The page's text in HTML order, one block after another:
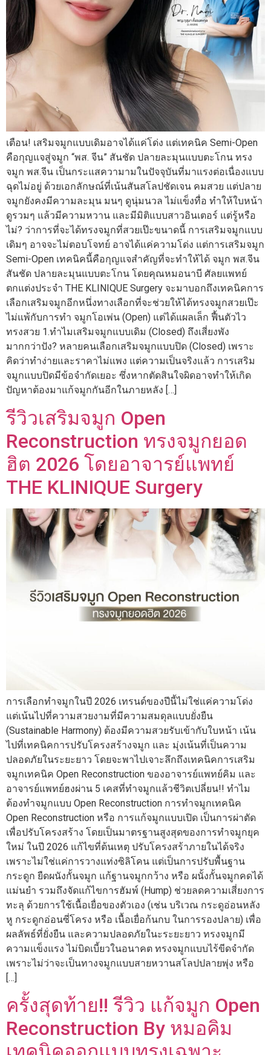
เตือน! เสริมจมูกแบบเดิมอาจได้แค่โด่ง แต่เทคนิค Semi-Open
คือกุญแจสู่จมูก “พส. จีน” สันชัด ปลายละมุนแบบตะโกน ทรง
จมูก พส.จีน เป็นกระแสความามในปัจจุบันที่มาแรงต่อเนื่องแบบ
ฉุดไม่อยู่ ด้วยเอกลักษณ์ที่เน้นสันสโลปชัดเจน คมสวย แต่ปลาย
จมูกยังคงมีความละมุน มนๆ ดูนุ่มนวล ไม่แข็งทื่อ ทำให้ใบหน้า
ดูรวมๆ แล้วมีความหวาน และมีมิติแบบสาวอินเตอร์ แต่รู้หรือ
ไม่? ว่าการที่จะได้ทรงจมูกที่สวยเป๊ะขนาดนี้ การเสริมจมูกแบบ
เดิมๆ อาจจะไม่ตอบโจทย์ อาจได้แค่ความโด่ง แต่การเสริมจมูก
Semi-Open เทคนิคนี้คือกุญแจสำคัญที่จะทำให้ได้ จมูก พส.จีน
สันชัด ปลายละมุนแบบตะโกน โดยคุณหมอนาบี ศัลยแพทย์
ตกแต่งประจำ THE KLINIQUE Surgery จะมาบอกถึงเทคนิคการ
เลือกเสริมจมูกอีกหนึ่งทางเลือกที่จะช่วยให้ได้ทรงจมูกสวยเป๊ะ
ไม่แพ้กับการทำ จมูกโอเพ่น (Open) แต่ได้แผลเล็ก ฟื้นตัวไว
ทรงสวย 1.ทำไมเสริมจมูกแบบเดิม (Closed) ถึงเสี่ยงพัง
มากกว่าปัง? หลายคนเลือกเสริมจมูกแบบปิด (Closed) เพราะ
คิดว่าทำง่ายและราคาไม่แพง แต่ความเป็นจริงแล้ว การเสริม
จมูกแบบปิดมีข้อจำกัดเยอะ ซึ่งหากตัดสินใจผิดอาจทำให้เกิด
ปัญหาต้องมาแก้จมูกกันอีกในภายหลัง […]
รีวิวเสริมจมูก Open
Reconstruction ทรงจมูกยอด
ฮิต 2026 โดยอาจารย์แพทย์
THE KLINIQUE Surgery
การเลือกทำจมูกในปี 2026 เทรนด์ของปีนี้ไม่ใช่แค่ความโด่ง
แต่เน้นไปที่ความสวยงามที่มีความสมดุลแบบยั่งยืน
(Sustainable Harmony) ต้องมีความสวยรับเข้ากับใบหน้า เน้น
ไปที่เทคนิคการปรับโครงสร้างจมูก และ มุ่งเน้นที่เป็นความ
ปลอดภัยในระยะยาว โดยจะพาไปเจาะลึกถึงเทคนิคการเสริม
จมูกเทคนิค Open Reconstruction ของอาจารย์แพทย์คิม และ
อาจารย์แพทย์ฮงผ่าน 5 เคสที่ทำจมูกแล้วชีวิตเปลี่ยน!! ทำไม
ต้องทำจมูกแบบ Open Reconstruction การทำจมูกเทคนิค
Open Reconstruction หรือ การแก้จมูกแบบเปิด เป็นการผ่าตัด
เพื่อปรับโครงสร้าง โดยเป็นมาตรฐานสูงสุดของการทำจมูกยุค
ใหม่ ในปี 2026 แก้ไขที่ต้นเหตุ ปรับโครงสร้าภายในได้จริง
เพราะไม่ใช่แค่การวางแท่งซิลิโคน แต่เป็นการปรับพื้นฐาน
กระดูก ยืดผนังกั้นจมูก แก้ฐานจมูกกว้าง หรือ ผนั้งกั้นจมูกคดได้
แม่นยำ รวมถึงจัดแก้ไขการฮัมพ์ (Hump) ช่วยลดความเสี่ยงการ
ทะลุ ด้วยการใช้เนื้อเยื่อของตัวเอง (เช่น บริเวณ กระดูอ่อนหลัง
หู กระดูกอ่อนซี่โครง หรือ เนื้อเยื่อก้นกบ ในการรองปลาย) เพื่อ
ผลลัพธ์ที่ยั่งยืน และความปลอดภัยในะระยะยาว ทรงจมูกมี
ความแข็งแรง ไม่บิดเบี้ยวในอนาคต ทรงจมูกแบบไร้ขีดจำกัด
เพราะไม่ว่าจะเป็นทางจมูกแบบสายหวานสโลปปลายพุ่ง หรือ
[…]
ครั้งสุดท้าย!! รีวิว แก้จมูก Open
Reconstruction By หมอคิม